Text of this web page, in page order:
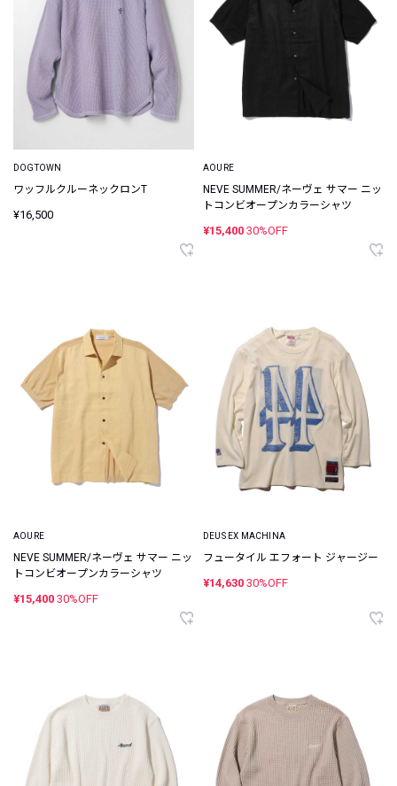
DOGTOWN
ワッフルクルーネックロンT
¥16,500
AOURE
NEVE SUMMER/ネーヴェ サマー ニッ
トコンビオープンカラーシャツ
¥15,400 30%OFF
AOURE
NEVE SUMMER/ネーヴェ サマー ニッ
トコンビオープンカラーシャツ
¥15,400 30%OFF
DEUS EX MACHINA
フュータイル エフォート ジャージー
¥14,630 30%OFF